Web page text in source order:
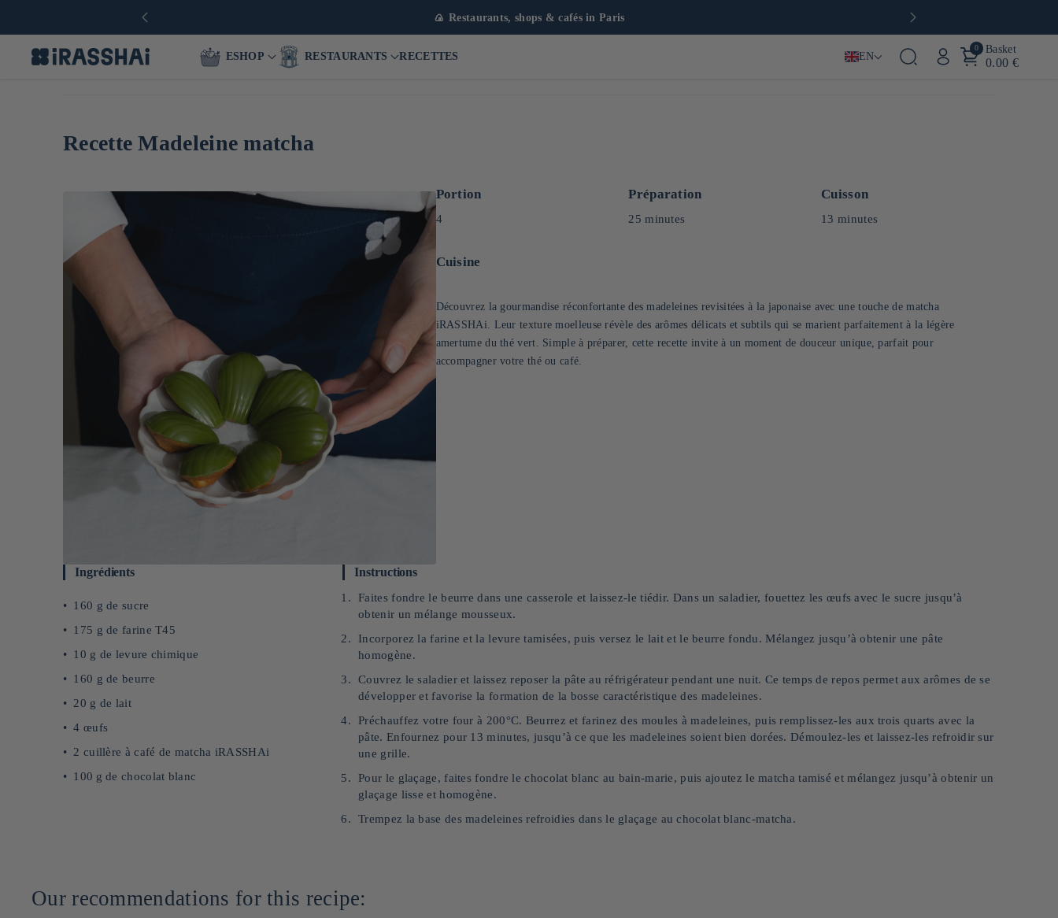
🍙 Restaurants, shops & cafés in Paris
ESHOP RESTAURANTS RECETTES EN
0 Basket
0.00 €
Recette Madeleine matcha
Portion
4
Préparation
25 minutes
Cuisson
13 minutes
Cuisine
Découvrez la gourmandise réconfortante des madeleines revisitées à la japonaise avec une touche de matcha
iRASSHAi. Leur texture moelleuse révèle des arômes délicats et subtils qui se marient parfaitement à la légère
amertume du thé vert. Simple à préparer, cette recette invite à un moment de douceur unique, parfait pour
accompagner votre thé ou café.
Ingrédients
160 g de sucre
175 g de farine T45
10 g de levure chimique
160 g de beurre
20 g de lait
4 œufs
2 cuillère à café de matcha iRASSHAi
100 g de chocolat blanc
Instructions
Faites fondre le beurre dans une casserole et laissez-le tiédir. Dans un saladier, fouettez les œufs avec le sucre jusqu’à
obtenir un mélange mousseux.
Incorporez la farine et la levure tamisées, puis versez le lait et le beurre fondu. Mélangez jusqu’à obtenir une pâte
homogène.
Couvrez le saladier et laissez reposer la pâte au réfrigérateur pendant une nuit. Ce temps de repos permet aux arômes de se
développer et favorise la formation de la bosse caractéristique des madeleines.
Préchauffez votre four à 200°C. Beurrez et farinez des moules à madeleines, puis remplissez-les aux trois quarts avec la
pâte. Enfournez pour 13 minutes, jusqu’à ce que les madeleines soient bien dorées. Démoulez-les et laissez-les refroidir sur
une grille.
Pour le glaçage, faites fondre le chocolat blanc au bain-marie, puis ajoutez le matcha tamisé et mélangez jusqu’à obtenir un
glaçage lisse et homogène.
Trempez la base des madeleines refroidies dans le glaçage au chocolat blanc-matcha.
Our recommendations for this recipe: